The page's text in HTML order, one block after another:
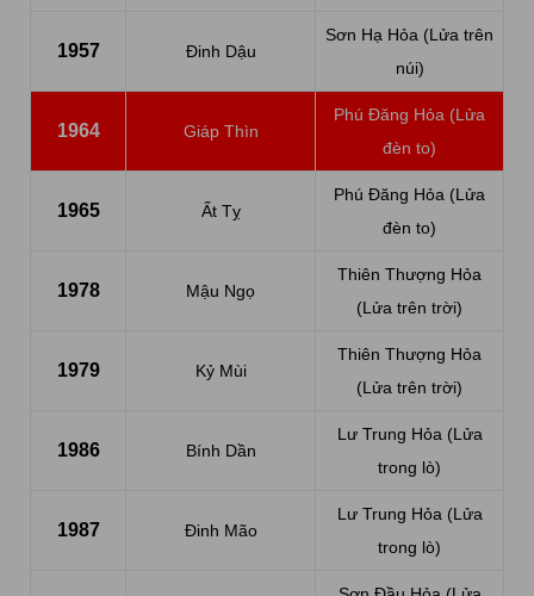
1957 Đinh Dậu
Sơn Hạ Hỏa (Lửa trên
núi)
1964 Giáp Thìn
Phú Đăng Hỏa (Lửa
đèn to)
1965 Ất Tỵ
Phú Đăng Hỏa (Lửa
đèn to)
1978 Mậu Ngọ
Thiên Thượng Hỏa
(Lửa trên trời)
1979 Kỷ Mùi
Thiên Thượng Hỏa
(Lửa trên trời)
1986 Bính Dần
Lư Trung Hỏa (Lửa
trong lò)
1987 Đinh Mão
Lư Trung Hỏa (Lửa
trong lò)